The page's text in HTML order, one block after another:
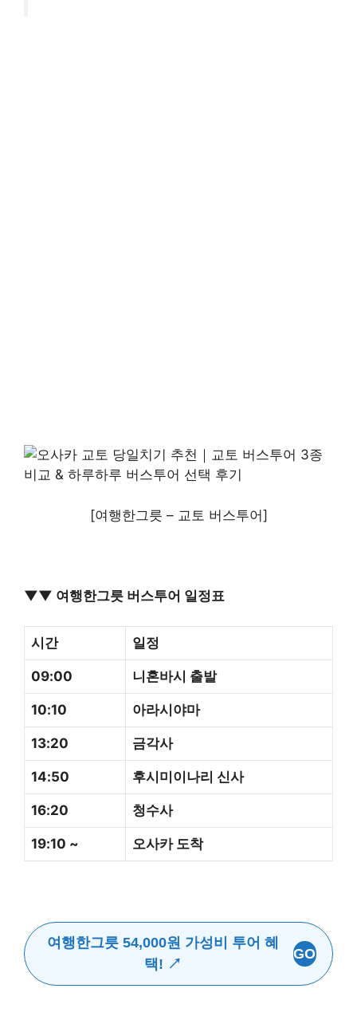
[여행한그릇 – 교토 버스투어]
▼▼ 여행한그릇 버스투어 일정표
시간 일정
09:00 니혼바시 출발
10:10 아라시야마
13:20 금각사
14:50 후시미이나리 신사
16:20 청수사
19:10 ~ 오사카 도착
여행한그릇 54,000원 가성비 투어 혜
택! ↗
GO